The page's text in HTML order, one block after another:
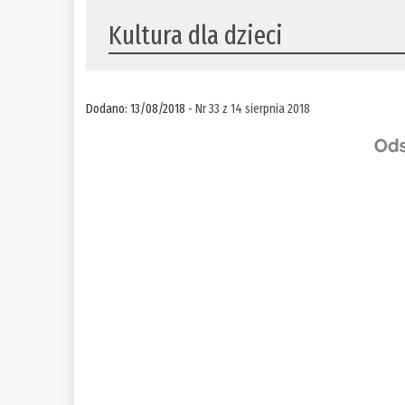
Kultura dla dzieci
Dodano: 13/08/2018 -Nr 33 z 14 sierpnia 2018